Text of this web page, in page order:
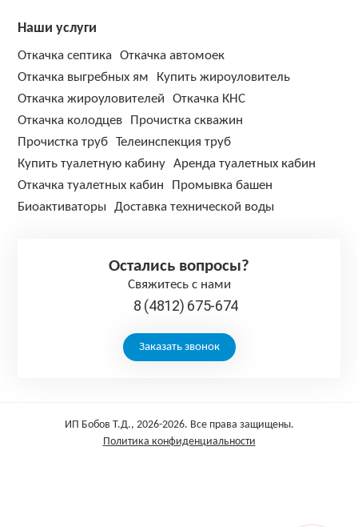
Наши услуги
Откачка септика
Откачка автомоек
Откачка выгребных ям
Купить жироуловитель
Откачка жироуловителей
Откачка КНС
Откачка колодцев
Прочистка скважин
Прочистка труб
Телеинспекция труб
Купить туалетную кабину
Аренда туалетных кабин
Откачка туалетных кабин
Промывка башен
Биоактиваторы
Доставка технической воды
Остались вопросы?
Свяжитесь с нами
8 (4812) 675-674
Заказать звонок
ИП Бобов Т.Д., 2026-2026. Все права защищены.
Политика конфиденциальности